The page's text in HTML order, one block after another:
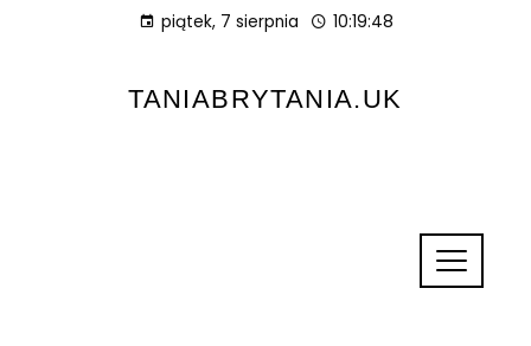
piątek, 7 sierpnia 10:19:49
TANIABRYTANIA.UK